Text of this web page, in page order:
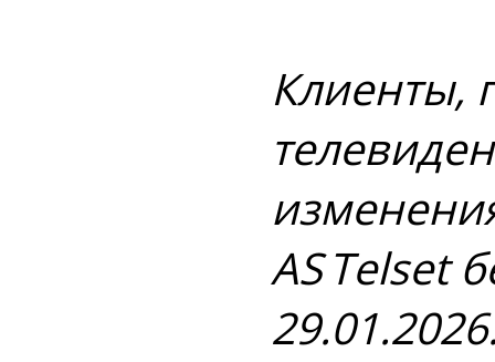
Клиенты,
AS Telset